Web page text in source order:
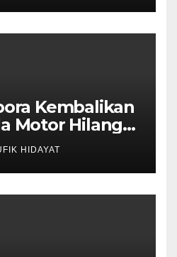
Kembalikan
Motor Hilang
Wujud Nyata
Polri
HIDAYAT